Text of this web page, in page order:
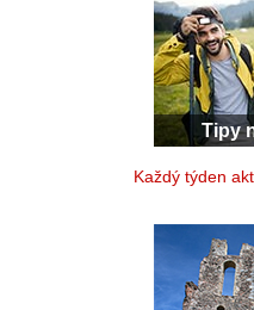
Tipy
Každý týden